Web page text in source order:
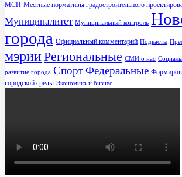
МСП Местные нормативы градостроительного
Муниципалитет Муниципальный контроль
города Официальный комментарий Подкасты
мэрииРегиональные СМИ о нас
развитие города СпортФедеральные
городской среды Экономика и бизнес